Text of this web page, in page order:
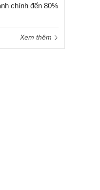
chính đến 80%
Xem thêm